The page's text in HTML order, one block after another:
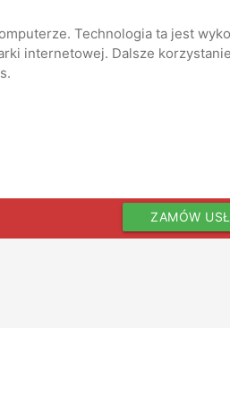
Technologia ta jest
internetowej. Dalsze
ZAMÓW